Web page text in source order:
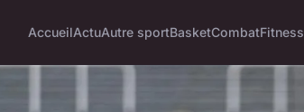
AccueilActuAutre sportBasketCombatFitness